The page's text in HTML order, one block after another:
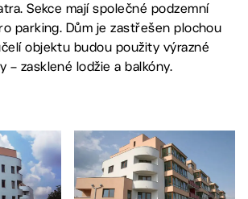
Sekce mají společné podzemní
parking. Dům je zastřešen plochou
objektu budou použity výrazné
– zasklené lodžie a balkóny.